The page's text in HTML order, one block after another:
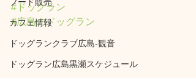
カフェ情報
ドッグランクラブ広島‐観音
ドッグラン広島黒瀬スケジュール
#ドッグラン
#広島のドッグラン